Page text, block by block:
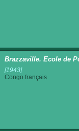
Brazzaville. Ecole de
[1943]
Congo français